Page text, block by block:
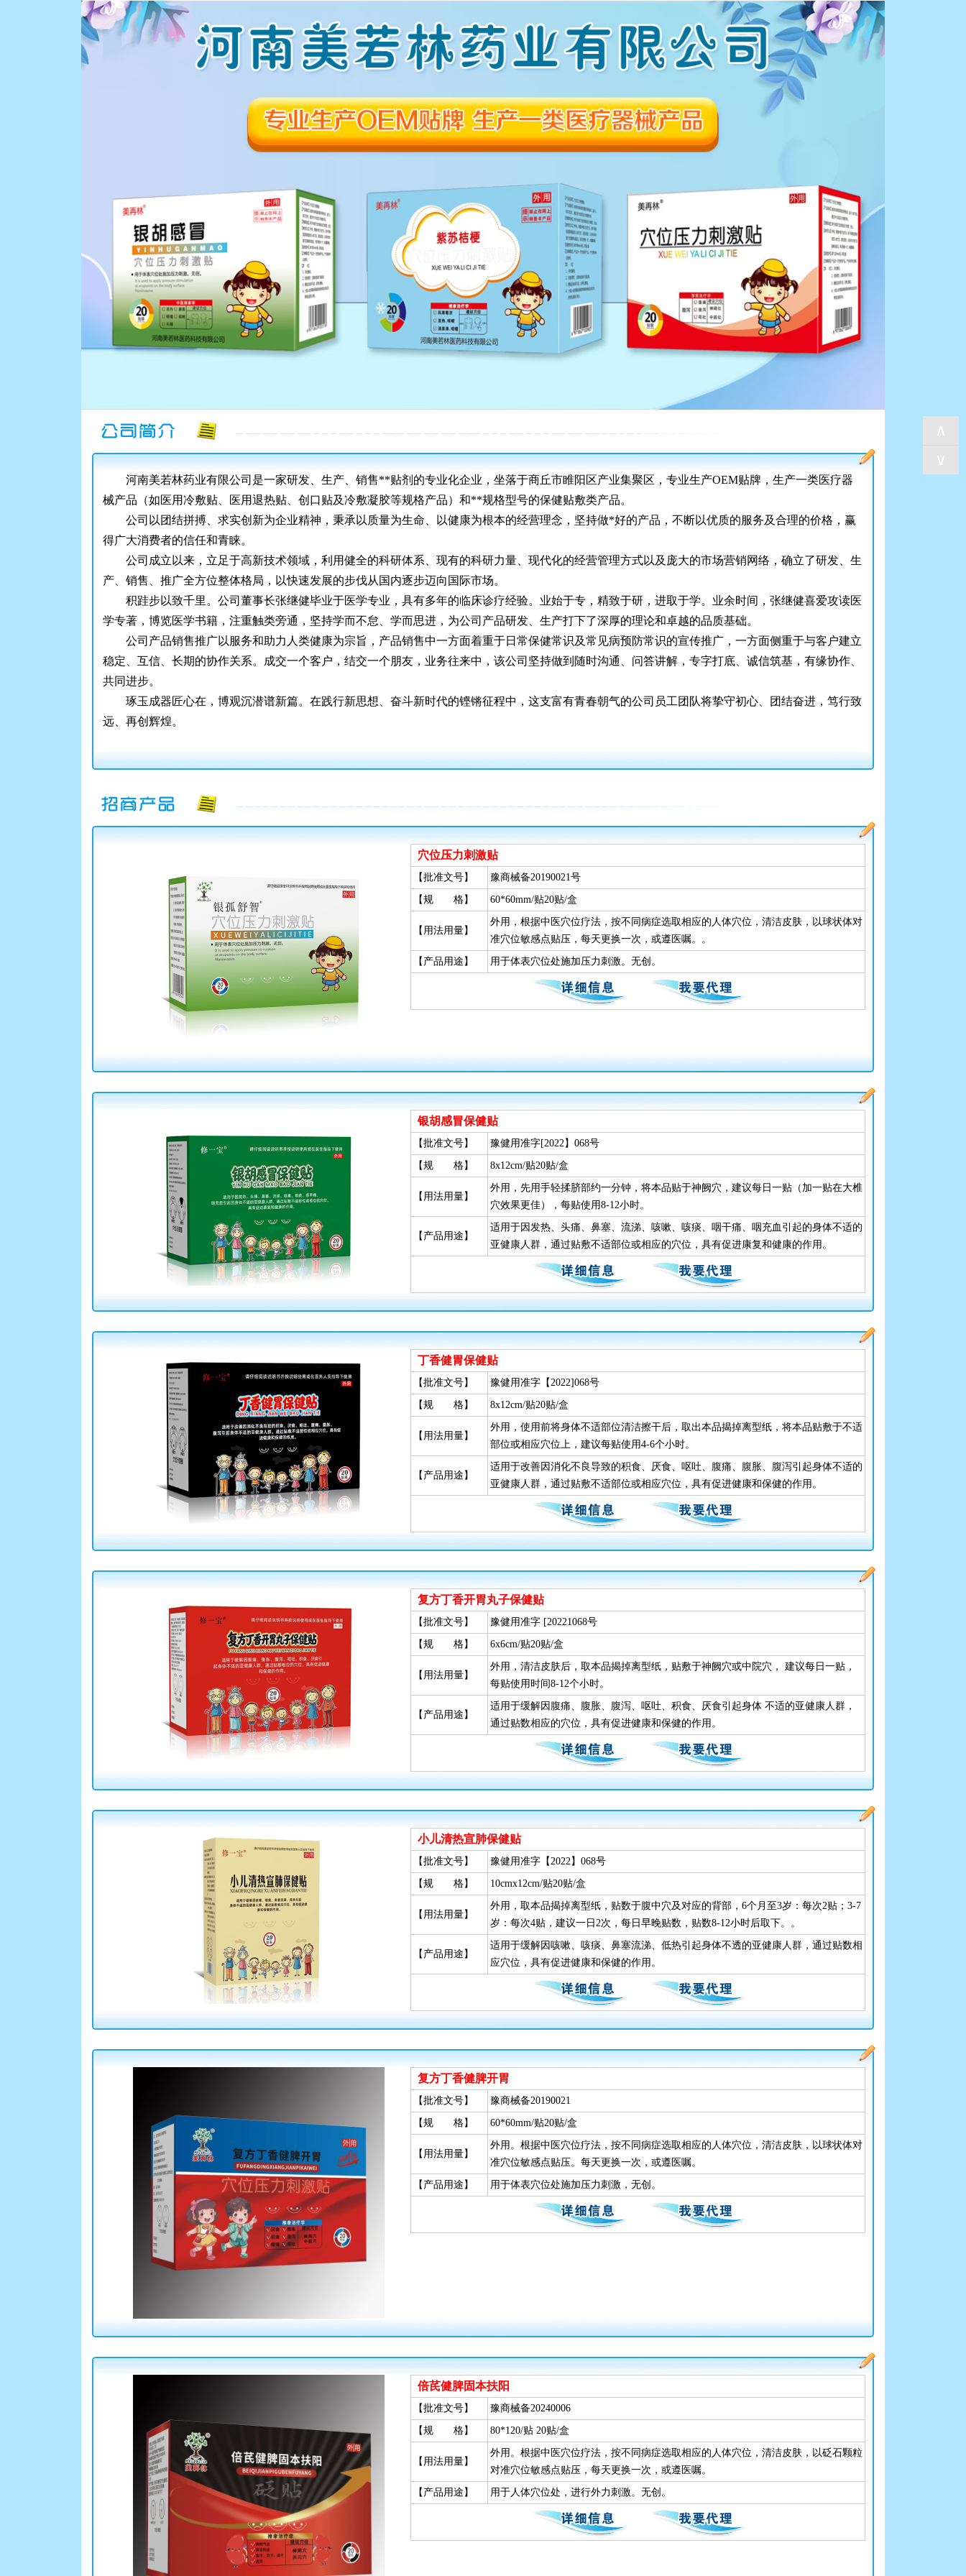
河南美若林药业有限公司是一家研发、生产、销售**贴剂的专业化企业，坐落于商丘市睢阳区产业集聚区，专业生产OEM贴牌，生产一类医疗器
械产品（如医用冷敷贴、医用退热贴、创口贴及冷敷凝胶等规格产品）和**规格型号的保健贴敷类产品。
公司以团结拼搏、求实创新为企业精神，秉承以质量为生命、以健康为根本的经营理念，坚持做*好的产品，不断以优质的服务及合理的价格，赢
得广大消费者的信任和青睐。
公司成立以来，立足于高新技术领域，利用健全的科研体系、现有的科研力量、现代化的经营管理方式以及庞大的市场营销网络，确立了研发、生
产、销售、推广全方位整体格局，以快速发展的步伐从国内逐步迈向国际市场。
积跬步以致千里。公司董事长张继健毕业于医学专业，具有多年的临床诊疗经验。业始于专，精致于研，进取于学。业余时间，张继健喜爱攻读医
学专著，博览医学书籍，注重触类旁通，坚持学而不怠、学而思进，为公司产品研发、生产打下了深厚的理论和卓越的品质基础。
公司产品销售推广以服务和助力人类健康为宗旨，产品销售中一方面着重于日常保健常识及常见病预防常识的宣传推广，一方面侧重于与客户建立
稳定、互信、长期的协作关系。成交一个客户，结交一个朋友，业务往来中，该公司坚持做到随时沟通、问答讲解，专字打底、诚信筑基，有缘协作、
共同进步。
琢玉成器匠心在，博观沉潜谱新篇。在践行新思想、奋斗新时代的铿锵征程中，这支富有青春朝气的公司员工团队将挚守初心、团结奋进，笃行致
远、再创辉煌。
穴位压力刺激贴
【批准文号】 豫商械备20190021号
【规 格】 60*60mm/贴20贴/盒
【用法用量】
外用，根据中医穴位疗法，按不同病症选取相应的人体穴位，清洁皮肤，以球状体对
准穴位敏感点贴压，每天更换一次，或遵医嘱。。
【产品用途】 用于体表穴位处施加压力刺激。无创。
银胡感冒保健贴
【批准文号】 豫健用准字[2022】068号
【规 格】 8x12cm/贴20贴/盒
【用法用量】
外用，先用手轻揉脐部约一分钟，将本品贴于神阙穴，建议每日一贴（加一贴在大椎
穴效果更佳），每贴使用8-12小时。
【产品用途】
适用于因发热、头痛、鼻塞、流涕、咳嗽、咳痰、咽干痛、咽充血引起的身体不适的
亚健康人群，通过贴敷不适部位或相应的穴位，具有促进康复和健康的作用。
丁香健胃保健贴
【批准文号】 豫健用准字【2022]068号
【规 格】 8x12cm/贴20贴/盒
【用法用量】
外用，使用前将身体不适部位清洁擦干后，取出本品揭掉离型纸，将本品贴敷于不适
部位或相应穴位上，建议每贴使用4-6个小时。
【产品用途】
适用于改善因消化不良导致的积食、厌食、呕吐、腹痛、腹胀、腹泻引起身体不适的
亚健康人群，通过贴敷不适部位或相应穴位，具有促进健康和保健的作用。
复方丁香开胃丸子保健贴
【批准文号】 豫健用准字 [20221068号
【规 格】 6x6cm/贴20贴/盒
【用法用量】
外用，清洁皮肤后，取本品揭掉离型纸，贴敷于神阙穴或中院穴， 建议每日一贴，
每贴使用时间8-12个小时。
【产品用途】
适用于缓解因腹痛、腹胀、腹泻、呕吐、积食、厌食引起身体 不适的亚健康人群，
通过贴数相应的穴位，具有促进健康和保健的作用。
小儿清热宣肺保健贴
【批准文号】 豫健用准字【2022】068号
【规 格】 10cmx12cm/贴20贴/盒
【用法用量】
外用，取本品揭掉离型纸，贴数于腹中穴及对应的背部，6个月至3岁：每次2贴；3-7
岁：每次4贴，建议一日2次，每日早晚贴数，贴数8-12小时后取下。。
【产品用途】
适用于缓解因咳嗽、咳痰、鼻塞流涕、低热引起身体不透的亚健康人群，通过贴数相
应穴位，具有促进健康和保健的作用。
复方丁香健脾开胃
【批准文号】 豫商械备20190021
【规 格】 60*60mm/贴20贴/盒
【用法用量】
外用。根据中医穴位疗法，按不同病症选取相应的人体穴位，清洁皮肤，以球状体对
准穴位敏感点贴压。每天更换一次，或遵医嘱。
【产品用途】 用于体表穴位处施加压力刺激，无创。
倍芪健脾固本扶阳
【批准文号】 豫商械备20240006
【规 格】 80*120/贴 20贴/盒
【用法用量】
外用。根据中医穴位疗法，按不同病症选取相应的人体穴位，清洁皮肤，以砭石颗粒
对准穴位敏感点贴压，每天更换一次，或遵医嘱。
【产品用途】 用于人体穴位处，进行外力刺激。无创。
∧
∨